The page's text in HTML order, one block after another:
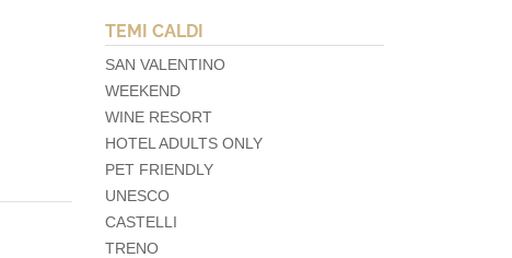
TEMI CALDI
SAN VALENTINO
WEEKEND
WINE RESORT
HOTEL ADULTS ONLY
PET FRIENDLY
UNESCO
CASTELLI
TRENO